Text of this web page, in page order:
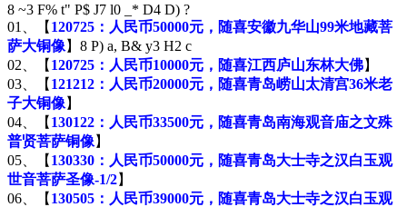
8 ~3 F% t" P$ J7 l0 _* D4 D) ?
01、【 120725：人民币50000元，随喜安徽九华山99米地藏菩
萨大铜像 】 8 P) a, B& y3 H2 c
02、【 120725：人民币10000元，随喜江西庐山东林大佛】
03、【 121212：人民币20000元，随喜青岛崂山太清宫36米老
子大铜像 】
04、【 130122：人民币33500元，随喜青岛南海观音庙之文殊
普贤菩萨铜像 】
05、【 130330：人民币50000元，随喜青岛大士寺之汉白玉观
世音菩萨圣像-1/2】
06、【 130505：人民币39000元，随喜青岛大士寺之汉白玉观